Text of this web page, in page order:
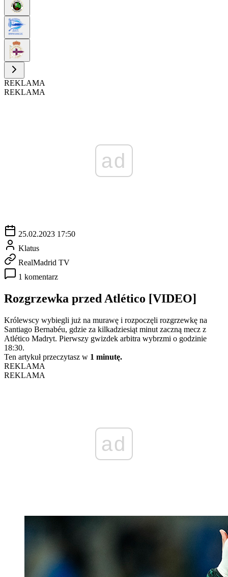
REKLAMA
REKLAMA
ad
25.02.2023 17:50
Klatus
RealMadrid TV
1 komentarz
Rozgrzewka przed Atlético [VIDEO]
Królewscy wybiegli już na murawę i rozpoczęli rozgrzewkę na
Santiago Bernabéu, gdzie za kilkadziesiąt minut zaczną mecz z
Atlético Madryt. Pierwszy gwizdek arbitra wybrzmi o godzinie
18:30.
Ten artykuł przeczytasz w 1 minutę.
REKLAMA
REKLAMA
ad